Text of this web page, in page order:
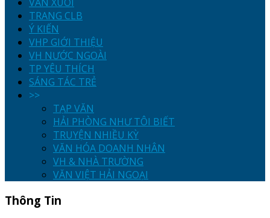
TRANG CLB
Ý KIẾN
VHP GIỚI THIỆU
VH NƯỚC NGOÀI
TP YÊU THÍCH
SÁNG TÁC TRẺ
>>
TẠP VĂN
HẢI PHÒNG NHƯ TÔI BIẾT
TRUYỆN NHIỀU KỲ
VĂN HÓA DOANH NHÂN
VH & NHÀ TRƯỜNG
VĂN VIỆT HẢI NGOẠI
Thông Tin